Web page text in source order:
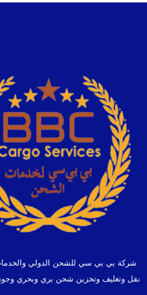
شركة بي بي سي للشحن الدولي
نقل وتغليف وتخزين شحن بري وبحري